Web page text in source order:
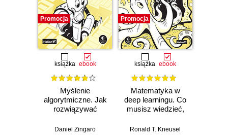
Promocja
książka ebook
Myślenie
algorytmiczne. Jak
rozwiązywać
pomocą
Daniel Zingaro
Promocja
książka ebook
Matematyka w
deep learningu. Co
musisz wiedzieć,
sieci neuronowe
Ronald T. Kneusel